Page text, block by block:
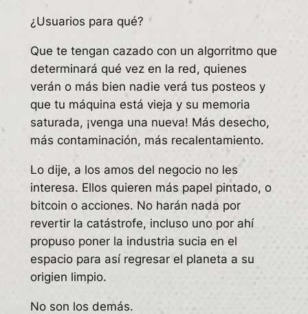
¿Usuarios para qué?
Que te tengan cazado con un algorritmo que
determinará qué vez en la red, quienes
verán o más bien nadie verá tus posteos y
que tu máquina está vieja y su memoria
saturada, ¡venga una nueva! Más desecho,
más contaminación, más recalentamiento.
Lo dije, a los amos del negocio no les
interesa. Ellos quieren más papel pintado, o
bitcoin o acciones. No harán nada por
revertir la catástrofe, incluso uno por ahí
propuso poner la industria sucia en el
espacio para así regresar el planeta a su
origien limpio.
No son los demás.